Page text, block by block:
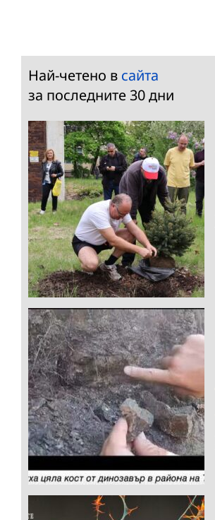
Най-четено в сайта
за последните 30 дни